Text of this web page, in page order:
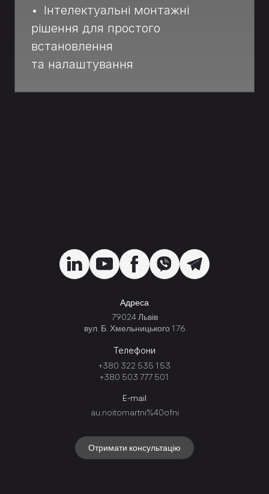
• Інтелектуальні монтажні
рішення для простого
встановлення
та налаштування
Адреса
79024 Львів
вул. Б. Хмельницького 176
Телефони
+380 322 535 153
+380 503 777 501
E-mail
au.noitomartni%40ofni
Отримати консультацію